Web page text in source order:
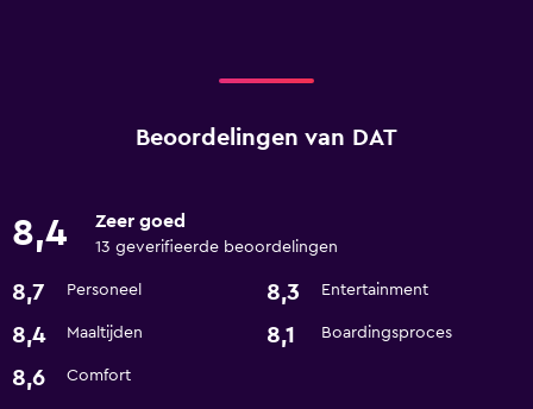
Beoordelingen van DAT
8,4 Zeer goed
13 geverifieerde beoordelingen
8,7 Personeel 8,3 Entertainment
8,4 Maaltijden 8,1 Boardingsproces
8,6 Comfort